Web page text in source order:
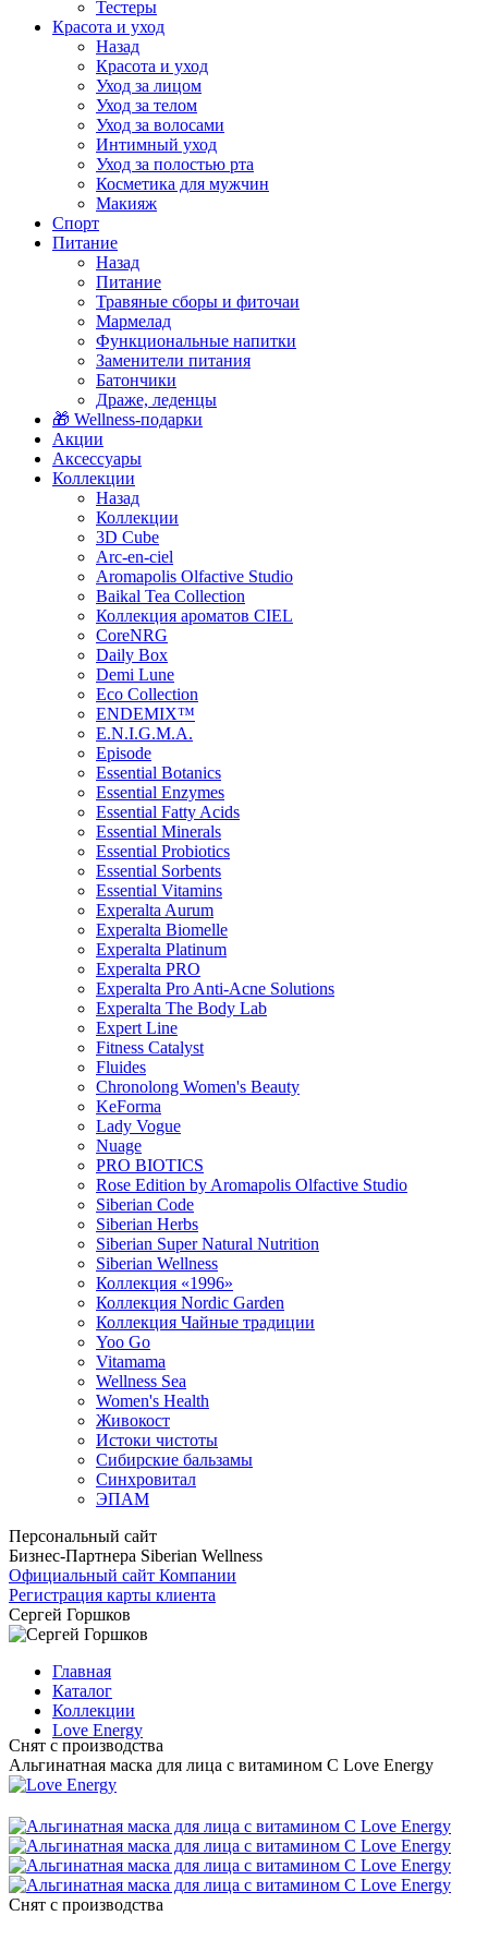
Тестеры
Красота и уход
Назад
Красота и уход
Уход за лицом
Уход за телом
Уход за волосами
Интимный уход
Уход за полостью рта
Косметика для мужчин
Макияж
Спорт
Питание
Назад
Питание
Травяные сборы и фиточаи
Мармелад
Функциональные напитки
Заменители питания
Батончики
Драже, леденцы
🎁 Wellness-подарки
Акции
Аксессуары
Коллекции
Назад
Коллекции
3D Cube
Arc-en-ciel
Aromapolis Olfactive Studio
Baikal Tea Collection
Коллекция ароматов CIEL
СoreNRG
Daily Box
Demi Lune
Eco Collection
ENDEMIX™
E.N.I.G.M.A.
Episode
Essential Botanics
Essential Enzymes
Essential Fatty Acids
Essential Minerals
Essential Probiotics
Essential Sorbents
Essential Vitamins
Experalta Aurum
Experalta Biomelle
Experalta Platinum
Experalta PRO
Experalta Pro Anti-Acne Solutions
Experalta The Body Lab
Expert Line
Fitness Catalyst
Fluides
Chronolong Women's Beauty
KeForma
Lady Vogue
Nuage
PRO BIOTICS
Rose Edition by Aromapolis Olfactive Studio
Siberian Code
Siberian Herbs
Siberian Super Natural Nutrition
Siberian Wellness
Коллекция «1996»
Коллекция Nordic Garden
Коллекция Чайные традиции
Yoo Go
Vitamama
Wellness Sea
Women's Health
Живокост
Истоки чистоты
Сибирские бальзамы
Синхровитал
ЭПАМ
Персональный сайт
Бизнес-Партнера Siberian Wellness
Официальный сайт Компании
Регистрация карты клиента
Сергей Горшков
Главная
Каталог
Коллекции
Love Energy
Снят с производства
Альгинатная маска для лица с витамином С Love Energy
Снят с производства